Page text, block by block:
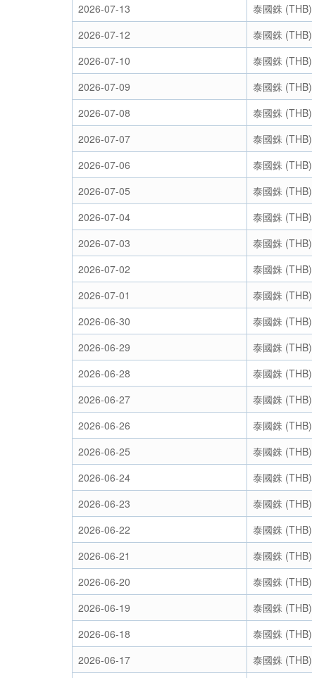
2026-07-13
泰國銖 (THB)
2026-07-12
泰國銖 (THB)
2026-07-10
泰國銖 (THB)
2026-07-09
泰國銖 (THB)
2026-07-08
泰國銖 (THB)
2026-07-07
泰國銖 (THB)
2026-07-06
泰國銖 (THB)
2026-07-05
泰國銖 (THB)
2026-07-04
泰國銖 (THB)
2026-07-03
泰國銖 (THB)
2026-07-02
泰國銖 (THB)
2026-07-01
泰國銖 (THB)
2026-06-30
泰國銖 (THB)
2026-06-29
泰國銖 (THB)
2026-06-28
泰國銖 (THB)
2026-06-27
泰國銖 (THB)
2026-06-26
泰國銖 (THB)
2026-06-25
泰國銖 (THB)
2026-06-24
泰國銖 (THB)
2026-06-23
泰國銖 (THB)
2026-06-22
泰國銖 (THB)
2026-06-21
泰國銖 (THB)
2026-06-20
泰國銖 (THB)
2026-06-19
泰國銖 (THB)
2026-06-18
泰國銖 (THB)
2026-06-17
泰國銖 (THB)